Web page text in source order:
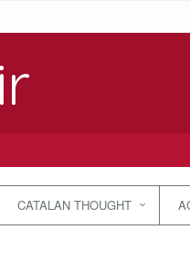
CATALAN THOUGHT